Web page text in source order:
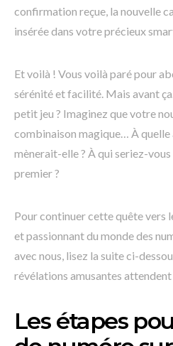
confirmation reçue, la nouvelle
insérée dans votre précieux
Et voilà ! Vous voilà paré pour
sérénité et facilité. Mais avant
petit jeu ? Imaginez que votre
combinaison magique… À
mènerait-elle ? À qui seriez-vous
premier ?
Pour continuer cette quête vers
et passionnant du monde des
avec nous, lisez la suite ci-
révélations amusantes
Les étapes